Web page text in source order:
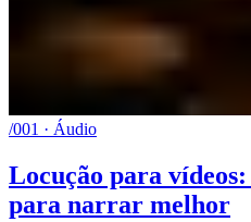
/001 · Áudio
Locução para
para narrar melhor